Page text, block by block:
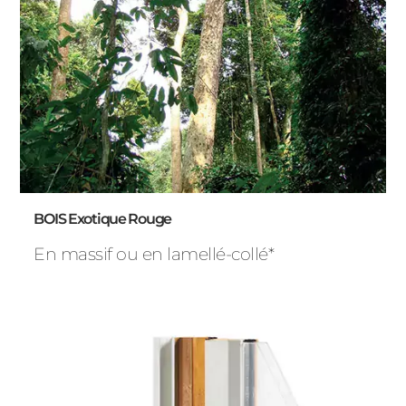
BOIS Exotique Rouge
En massif ou en lamellé-collé*